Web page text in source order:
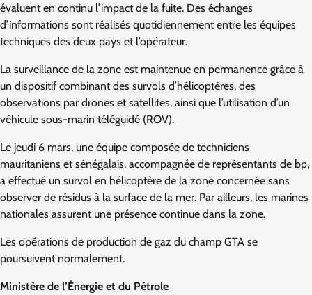
évaluent en continu l’impact de la fuite. Des échanges
d’informations sont réalisés quotidiennement entre les équipes
techniques des deux pays et l’opérateur.
La surveillance de la zone est maintenue en permanence grâce à
un dispositif combinant des survols d’hélicoptères, des
observations par drones et satellites, ainsi que l’utilisation d’un
véhicule sous-marin téléguidé (ROV).
Le jeudi 6 mars, une équipe composée de techniciens
mauritaniens et sénégalais, accompagnée de représentants de bp,
a effectué un survol en hélicoptère de la zone concernée sans
observer de résidus à la surface de la mer. Par ailleurs, les marines
nationales assurent une présence continue dans la zone.
Les opérations de production de gaz du champ GTA se
poursuivent normalement.
Ministère de l’Énergie et du Pétrole